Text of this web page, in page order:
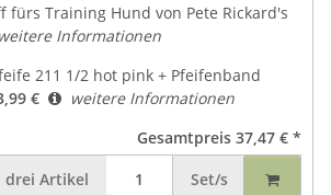
fürs Training Hund von Pete Rickard's
weitere Informationen
211 1/2 hot pink + Pfeifenband
€
weitere Informationen
Gesamtpreis 37,47 € *
drei Artikel Set/s